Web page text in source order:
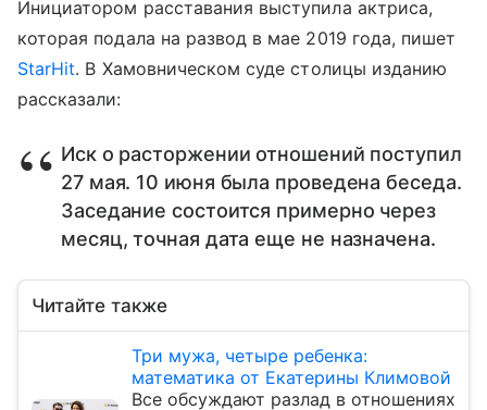
Инициатором расставания выступила актриса,
которая подала на развод в мае 2019 года, пишет
StarHit. В Хамовническом суде столицы изданию
рассказали:
Иск о расторжении отношений поступил
27 мая. 10 июня была проведена беседа.
Заседание состоится примерно через
месяц, точная дата еще не назначена.
Читайте также
Три мужа, четыре ребенка:
математика от Екатерины Климовой
Все обсуждают разлад в отношениях